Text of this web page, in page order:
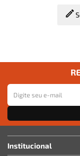
Institucional